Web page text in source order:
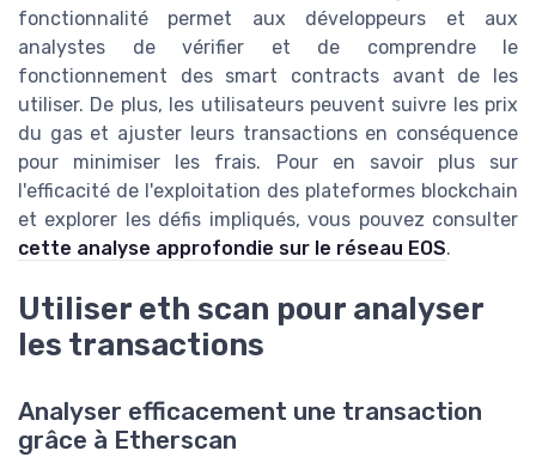
fonctionnalité permet aux développeurs et aux
analystes de vérifier et de comprendre le
fonctionnement des smart contracts avant de les
utiliser. De plus, les utilisateurs peuvent suivre les prix
du gas et ajuster leurs transactions en conséquence
pour minimiser les frais. Pour en savoir plus sur
l'efficacité de l'exploitation des plateformes blockchain
et explorer les défis impliqués, vous pouvez consulter
cette analyse approfondie sur le réseau EOS.
Utiliser eth scan pour analyser
les transactions
Analyser efficacement une transaction
grâce à Etherscan